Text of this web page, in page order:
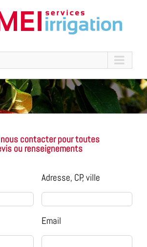
contacter pour toutes
ou renseignements
Adresse, CP, ville
Email